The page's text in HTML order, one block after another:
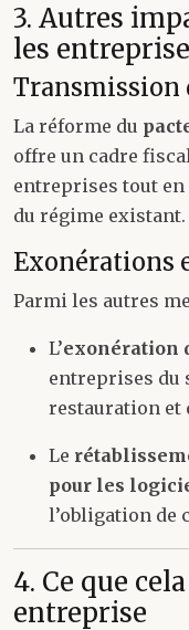
3. Autres
les
Transmission
La réforme du
offre un cadre
entreprises tout
du régime existant.
Exonérations
Parmi les autres
L’exonération
entreprises du
restauration et
Le
pour les
l’obligation de
4. Ce que
entreprise